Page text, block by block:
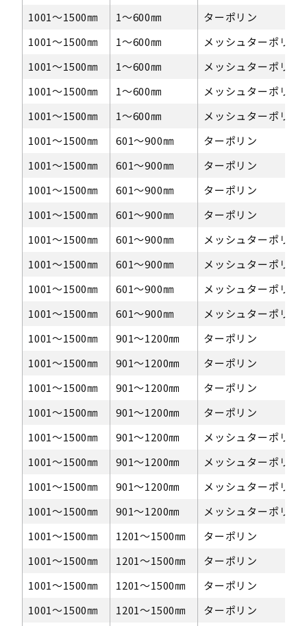
1001〜1500㎜
1〜600㎜
ターポリン
1001〜1500㎜
1〜600㎜
メッシュターポリン
1001〜1500㎜
1〜600㎜
メッシュターポリン
1001〜1500㎜
1〜600㎜
メッシュターポリン
1001〜1500㎜
1〜600㎜
メッシュターポリン
1001〜1500㎜
601〜900㎜
ターポリン
1001〜1500㎜
601〜900㎜
ターポリン
1001〜1500㎜
601〜900㎜
ターポリン
1001〜1500㎜
601〜900㎜
ターポリン
1001〜1500㎜
601〜900㎜
メッシュターポリン
1001〜1500㎜
601〜900㎜
メッシュターポリン
1001〜1500㎜
601〜900㎜
メッシュターポリン
1001〜1500㎜
601〜900㎜
メッシュターポリン
1001〜1500㎜
901～1200㎜
ターポリン
1001〜1500㎜
901～1200㎜
ターポリン
1001〜1500㎜
901～1200㎜
ターポリン
1001〜1500㎜
901～1200㎜
ターポリン
1001〜1500㎜
901～1200㎜
メッシュターポリン
1001〜1500㎜
901～1200㎜
メッシュターポリン
1001〜1500㎜
901～1200㎜
メッシュターポリン
1001〜1500㎜
901～1200㎜
メッシュターポリン
1001〜1500㎜
1201〜1500㎜
ターポリン
1001〜1500㎜
1201〜1500㎜
ターポリン
1001〜1500㎜
1201〜1500㎜
ターポリン
1001〜1500㎜
1201〜1500㎜
ターポリン